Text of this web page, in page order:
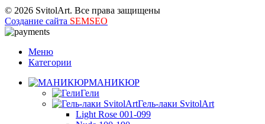
© 2026 SvitolArt. Все права защищены
Создание сайта SEMSEO
Меню
Категории
МАНИКЮР
Гели
Гель-лаки SvitolArt
Light Rose 001-099